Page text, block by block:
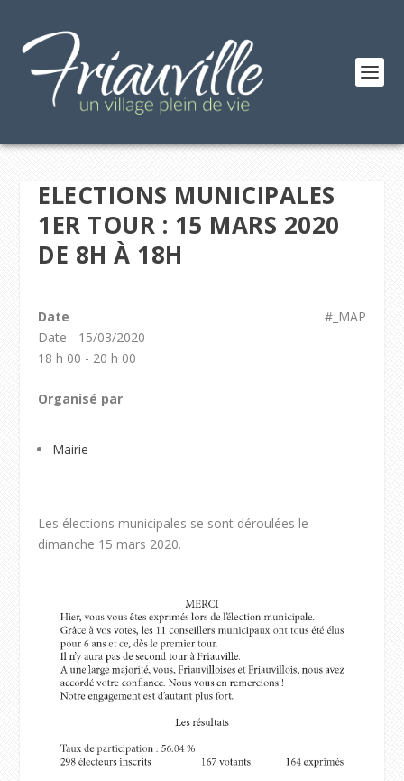
ELECTIONS MUNICIPALES
1ER TOUR : 15 MARS 2020
DE 8H À 18H
#_MAP
Date
Date - 15/03/2020
18 h 00 - 20 h 00
Organisé par
Mairie
Les élections municipales se sont déroulées le
dimanche 15 mars 2020.